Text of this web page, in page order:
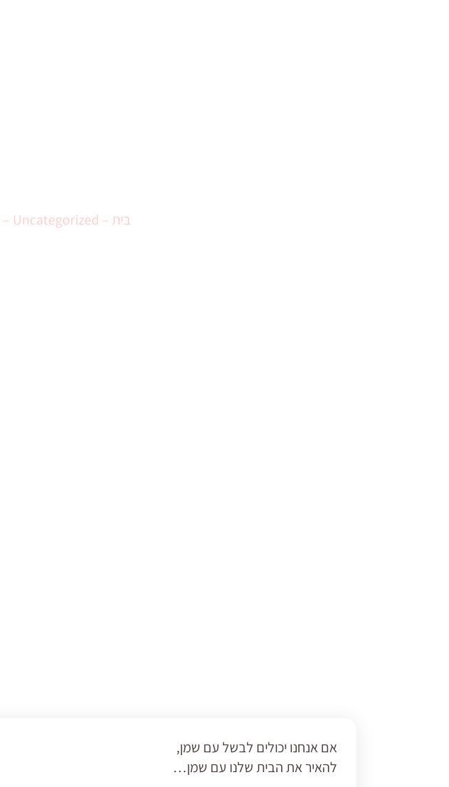
בית –
Uncategorized
–
אם אנחנו יכולים לבשל עם שמן,
להאיר את הבית שלנו עם שמן…